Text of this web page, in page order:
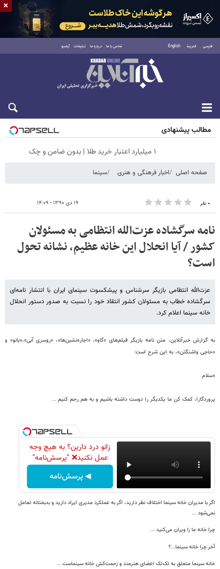
فارسی العربية English تماس با ما درباره ما تبلیغات آرشیو
جمعه ۱۶ مرداد ۱۴۰۵
مطالب پیشنهادی
۱ میلیارد اعتبار خرید طلا | بدون ضامن و چک
صفحه اصلی اخبار فرهنگی و هنری سینما
۰ نفر ۱۹ دی ۱۳۹۰ - ۱۴:۰۹
نامه سرگشاده عزت‌الله انتظامی به مسئولان
کشور / آیا انحلال این خانه عظیم، نشانه تحول
است؟
عزت‌الله انتظامی بازیگر سرشناس و پیشکسوت سینمای ایران با انتشار نامه‌ای
سرگشاده خطاب به مسئولان کشور انتقاد خود را نسبت به صدور دستور انحلال
خانه سینما اعلام کرد.
به گزارش خبرآنلاین، متن نامه بازیگر فیلم‌های «گاو»، «اجاره‌نشین‌ها»، «روسری آبی»،«بانو» و
«حاجی واشنگتن»، به این شرح است:
«سلام
پروردگارا، کمک کن ما یکدیگر را دوست داشته باشیم و به هم رحم کنیم ...
زانو درد دارین؟ به هیچ وجه
عمل نکنید❌ "پرسش‌نامه"
◀ پرسش‌نامه
اگر با مدیران خانه سینما اختلاف نظر دارید، اگر به عملکرد مدیری ایراد دارید و بدبختانه تعامل
نمی‌شود ...
چرا خانه ما را ویران می‌کنید ...
آخر چرا خانه سینما...؟
خانه سینما متعلق به تک‌تک اعضای هنرمند و زحمت‌کش خانه سینماست ...
×